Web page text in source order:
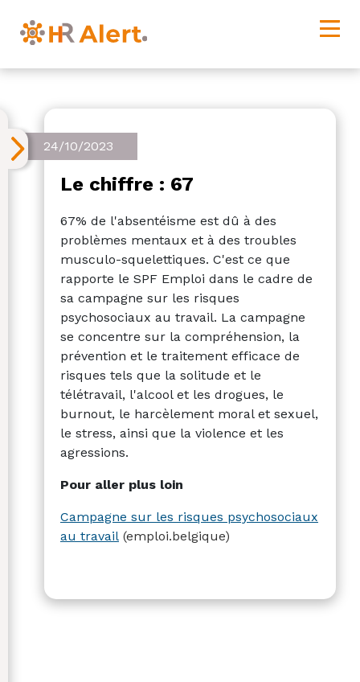
24/10/2023
Le chiffre : 67
67% de l'absentéisme est dû à des
problèmes mentaux et à des troubles
musculo-squelettiques. C'est ce que
rapporte le SPF Emploi dans le cadre de
sa campagne sur les risques
psychosociaux au travail. La campagne
se concentre sur la compréhension, la
prévention et le traitement efficace de
risques tels que la solitude et le
télétravail, l'alcool et les drogues, le
burnout, le harcèlement moral et sexuel,
le stress, ainsi que la violence et les
agressions.
Pour aller plus loin
Campagne sur les risques psychosociaux
au travail (emploi.belgique)